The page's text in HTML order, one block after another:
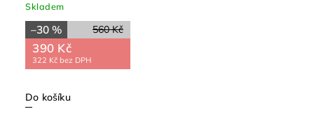
Skladem
560 Kč
–30 %
390 Kč
322 Kč bez DPH
Do košíku